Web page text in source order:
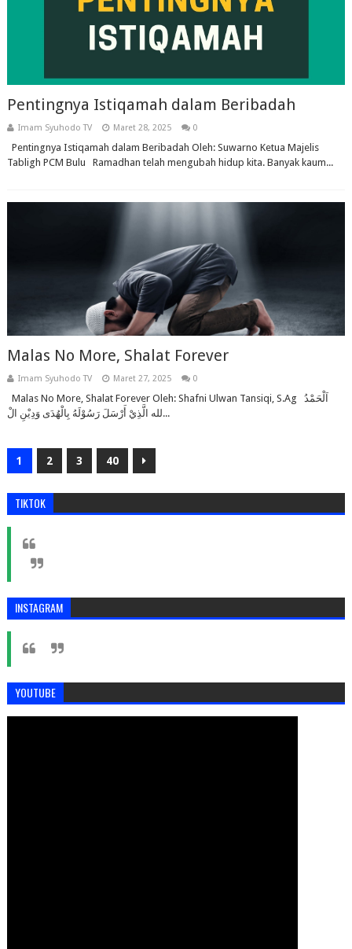
Pentingnya Istiqamah dalam Beribadah
Imam Syuhodo TV Maret 28, 2025 0
Pentingnya Istiqamah dalam Beribadah Oleh: Suwarno Ketua Majelis
Tabligh PCM Bulu Ramadhan telah mengubah hidup kita. Banyak kaum...
Malas No More, Shalat Forever
Imam Syuhodo TV Maret 27, 2025 0
Malas No More, Shalat Forever Oleh: Shafni Ulwan Tansiqi, S.Ag اَلْحَمْدُ
لله الَّذِيْ أَرْسَلَ رَسُوْلَهُ بِالْهُدَى وَدِيْنِ الْ...
1 2 3 40
TIKTOK
INSTAGRAM
YOUTUBE